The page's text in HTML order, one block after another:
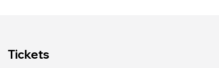
Tickets